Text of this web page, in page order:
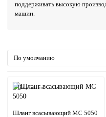
поддерживать высокую
машин.
Не указано
Шланг всасывающий MC 5050